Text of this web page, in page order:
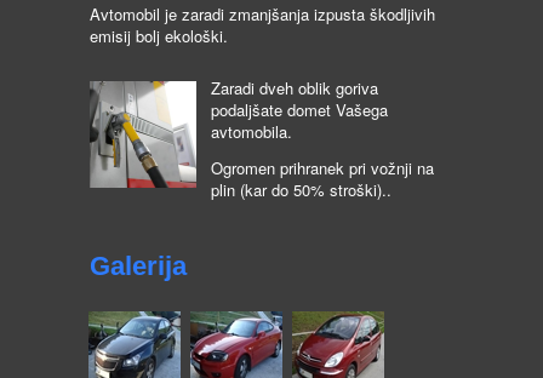
Avtomobil je zaradi zmanjšanja izpusta škodljivih
emisij bolj ekološki.
Zaradi dveh oblik goriva
podaljšate domet Vašega
avtomobila.
Ogromen prihranek pri vožnji na
plin (kar do 50% stroški)..
Galerija